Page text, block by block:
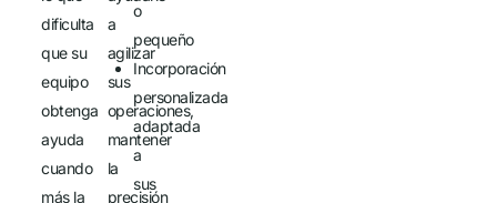
dificulta
que su
equipo
obtenga
ayuda
cuando
más la
o
pequeño
Incorporación
personalizada
adaptada
a
sus
a
agilizar
sus
operaciones,
mantener
la
precisión